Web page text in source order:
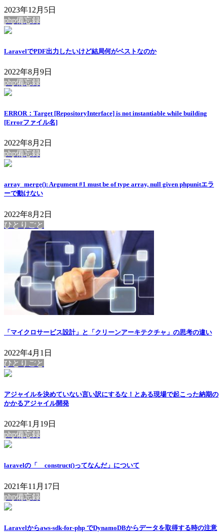
2023年12月5日
php備忘録
LaravelでPDF出力したいけど結局何がベストなのか
2022年8月9日
php備忘録
ERROR：Target [RepositoryInterface] is not instantiable while building
[Errorファイル名]
2022年8月2日
php備忘録
array_merge(): Argument #1 must be of type array, null given phpunitエラ
ーで動けない
2022年8月2日
ひとりごと
「マイクロサービス設計」と「クリーンアーキテクチャ」の思考の違い
2022年4月1日
ひとりごと
アジャイルを決めていない言い訳にするな！とある現場で起こった納期の
かかるアジャイル開発
2022年1月19日
php備忘録
laravelの「__construct()ってなんだ」について
2021年11月17日
php備忘録
Laravelからaws-sdk-for-php でDynamoDBからデータを取得する時の注意